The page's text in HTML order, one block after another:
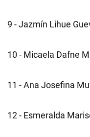
9 - Jazmín Lihue
10 - Micaela Dafne
11 - Ana Josefina
12 - Esmeralda